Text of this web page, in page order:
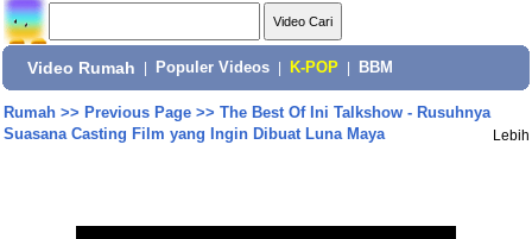
Video Rumah Populer Videos K-POP BBM
Rumah>> Previous Page>> The Best Of Ini Talkshow - Rusuhnya
Suasana Casting Film yang Ingin Dibuat Luna Maya
Lebih